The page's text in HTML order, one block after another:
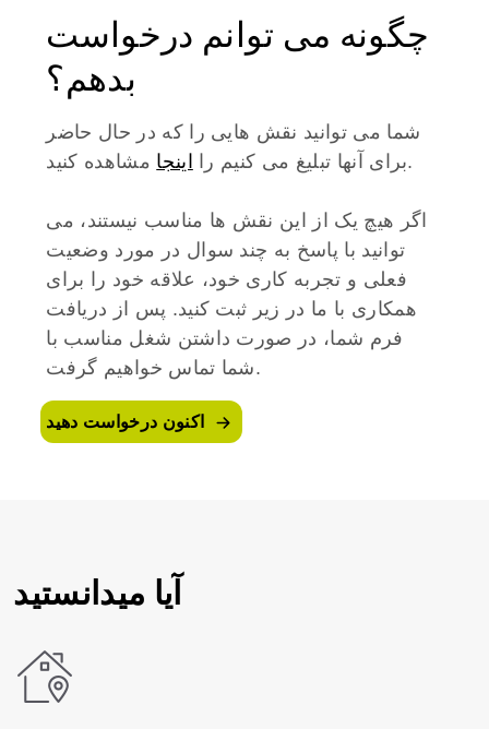
چگونه می توانم درخواست
بدهم؟
شما می توانید نقش هایی را که در حال حاضر
برای آنها تبلیغ می کنیم را اینجا مشاهده کنید.
اگر هیچ یک از این نقش ها مناسب نیستند، می
توانید با پاسخ به چند سوال در مورد وضعیت
فعلی و تجربه کاری خود، علاقه خود را برای
همکاری با ما در زیر ثبت کنید. پس از دریافت
فرم شما، در صورت داشتن شغل مناسب با
شما تماس خواهیم گرفت.
اکنون درخواست دهید
آیا میدانستید